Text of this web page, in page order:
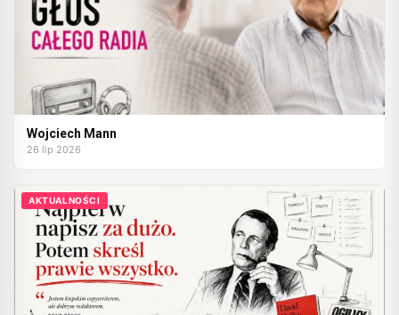
Wojciech Mann
26 lip 2026
AKTUALNOŚCI